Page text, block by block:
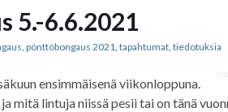
5.-6.6.2021
, pönttöbongaus 2021, tapahtumat, tiedotuksia
ensimmäisenä viikonloppuna.
mitä lintuja niissä pesii tai on tänä